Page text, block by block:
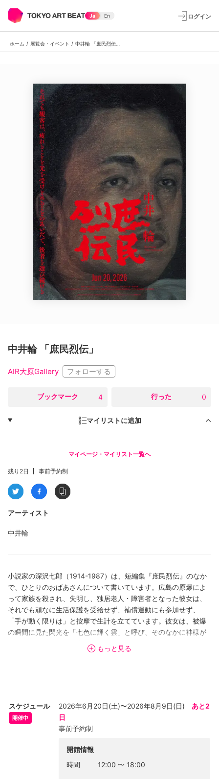
Ja En ログイン
ホーム / 展覧会・イベント /
中井輪 「庶民烈伝」
AIR大原Gallery フォローする
ブックマーク 4 行った 0
マイリストに追加
マイページ・マイリスト一覧へ
残り2日 事前予約制
アーティスト
中井輪
小説家の深沢七郎（1914-1987）は、短編集『庶民烈伝』のなか
で、ひとりのおばあさんについて書いています。広島の原爆によ
って家族を殺され、失明し、独居老人・障害者となった彼女は、
それでも頑なに生活保護を受給せず、補償運動にも参加せず、
「手が動く限りは」と按摩で生計を立てています。彼女は、被爆
の瞬間に見た閃光を「七色に輝く雲」と呼び、そのなかに神様が
いたと信じています。光を浴びたことによって、おばあさんは眼
球を焼かれ視力を失うわけですが、にもかかわらず、彼女はそれ
たといいます。大量殺戮兵器と映画の光学的経験を安易に結びつ
けることは慎まねばなりませんが、それでも、このような生があ
りうるのだということを、中井は制作と展覧会をとおして、考え
抜こうとしています。
中井の油彩画は、映像記録と不可分であり、習慣として固定化さ
もっと見る
スケジュール
開催中
2026年6月20日(土)〜2026年8月9日(日)
あと2
日
事前予約制
開館情報
時間
12:00 〜 18:00